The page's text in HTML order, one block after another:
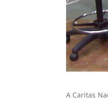
A Caritas